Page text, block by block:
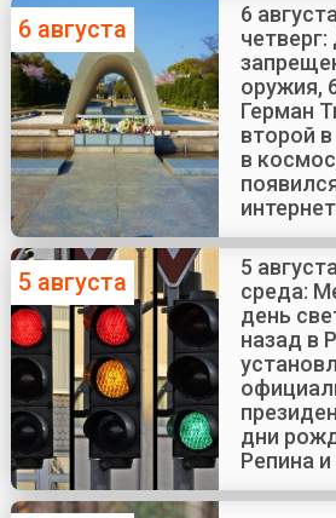
6 августа
6
оружия,
Герман
второй
в
5 августа
5
среда:
день
назад в
дни
Репина